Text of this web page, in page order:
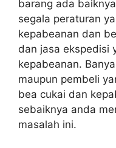
barang ada
segala peraturan
kepabeanan dan
dan jasa ekspedisi
kepabeanan.
maupun pembeli
bea cukai dan
sebaiknya anda
masalah ini.